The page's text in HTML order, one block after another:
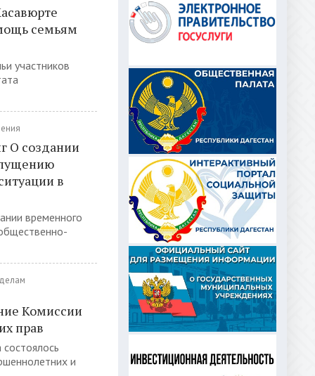
семьям
участников
О создании
в
временного
Комиссии
прав
и